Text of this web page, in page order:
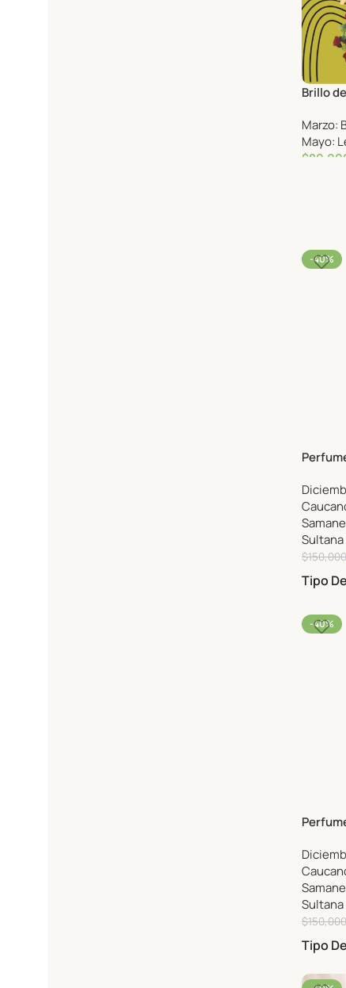
Brillo
Marzo:
Mayo:
$
-40%
100ml
Sultana
$150,000
Tipo
-40%
Sultana
$150,000
Tipo